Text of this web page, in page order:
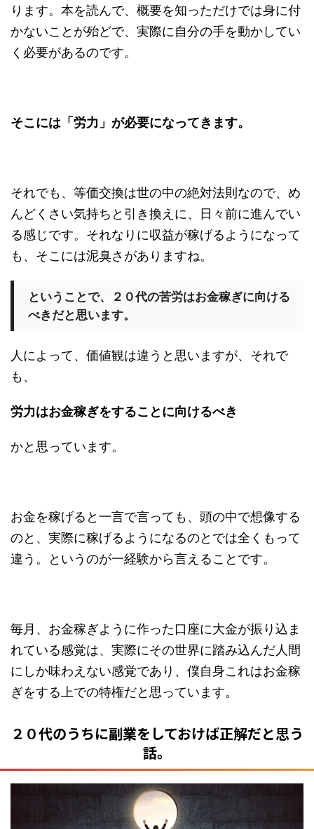
ります。本を読んで、概要を知っただけでは身に付
かないことが殆どで、実際に自分の手を動かしてい
く必要があるのです。
そこには「労力」が必要になってきます。
それでも、等価交換は世の中の絶対法則なので、め
んどくさい気持ちと引き換えに、日々前に進んでい
る感じです。それなりに収益が稼げるようになって
も、そこには泥臭さがありますね。
ということで、２０代の苦労はお金稼ぎに向ける
べきだと思います。
人によって、価値観は違うと思いますが、それで
も、
労力はお金稼ぎをすることに向けるべき
かと思っています。
お金を稼げると一言で言っても、頭の中で想像する
のと、実際に稼げるようになるのとでは全くもって
違う。というのが一経験から言えることです。
毎月、お金稼ぎように作った口座に大金が振り込ま
れている感覚は、実際にその世界に踏み込んだ人間
にしか味わえない感覚であり、僕自身これはお金稼
ぎをする上での特権だと思っています。
２０代のうちに副業をしておけば正解だと思う
話。